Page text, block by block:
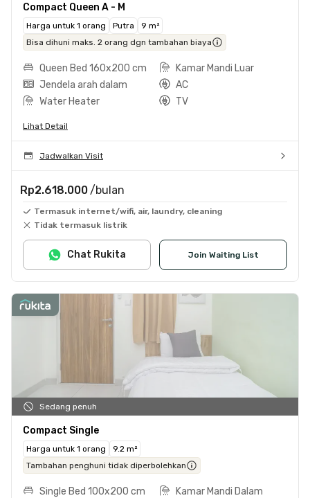
Compact Queen A - M
Harga untuk 1 orang Putra
9 m²
Bisa dihuni maks. 2 orang dgn tambahan biaya
Queen Bed 160x200 cm
Kamar Mandi Luar
Jendela arah dalam
AC
Water Heater
TV
Lihat Detail
Jadwalkan Visit
Rp2.618.000 /bulan
Termasuk internet/wifi, air, laundry, cleaning
Tidak termasuk listrik
Join Waiting List
Chat Rukita
Sedang penuh
Compact Single
Harga untuk 1 orang
9.2 m²
Tambahan penghuni tidak diperbolehkan
Single Bed 100x200 cm
Kamar Mandi Dalam